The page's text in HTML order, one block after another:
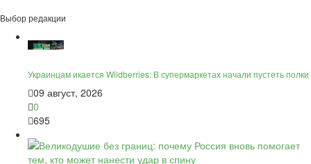
Выбор редакции
Украинцам икается Wildberries: В супермаркетах начали пустеть полки
09 август, 2026
0
695